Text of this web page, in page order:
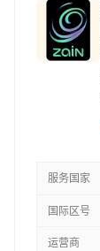
服务国家
国际区号
运营商